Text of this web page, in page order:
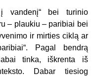
į vandenį“ bei turinio
– plaukiu – paribiai bei
ir mirties ciklą ar
Pagal bendrą
tinka, iškrenta iš
Dabar tiesiog